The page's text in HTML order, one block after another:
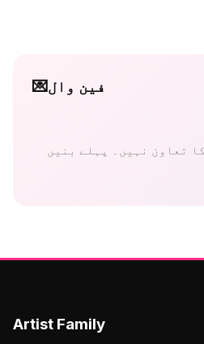
💌فین وال
Artist Family